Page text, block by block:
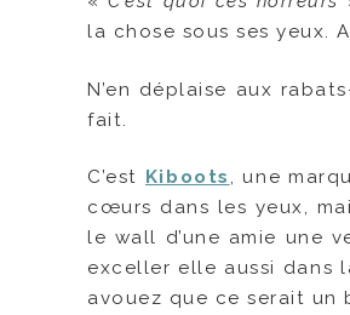
la chose sous ses yeux.
N’en déplaise aux
fait.
C’est Kiboots , une
cœurs dans les yeux,
le wall d’une amie une
exceller elle aussi dans
avouez que ce serait un